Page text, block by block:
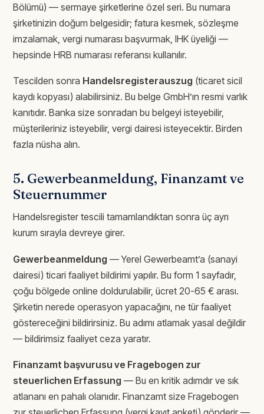
Bölümü) — sermaye şirketlerine özel seri. Bu numara
şirketinizin doğum belgesidir; fatura kesmek, sözleşme
imzalamak, vergi numarası başvurmak, IHK üyeliği —
hepsinde HRB numarası referansı kullanılır.
Tescilden sonra Handelsregisterauszug (ticaret sicil
kaydı kopyası) alabilirsiniz. Bu belge GmbH’ın resmi varlık
kanıtıdır. Banka size sonradan bu belgeyi isteyebilir,
müşterileriniz isteyebilir, vergi dairesi isteyecektir. Birden
fazla nüsha alın.
5. Gewerbeanmeldung, Finanzamt ve
Steuernummer
Handelsregister tescili tamamlandıktan sonra üç ayrı
kurum sırayla devreye girer.
Gewerbeanmeldung — Yerel Gewerbeamt’a (sanayi
dairesi) ticari faaliyet bildirimi yapılır. Bu form 1 sayfadır,
çoğu bölgede online doldurulabilir, ücret 20-65 € arası.
Şirketin nerede operasyon yapacağını, ne tür faaliyet
göstereceğini bildirirsiniz. Bu adımı atlamak yasal değildir
— bildirimsiz faaliyet ceza yaratır.
Finanzamt başvurusu ve Fragebogen zur
steuerlichen Erfassung — Bu en kritik adımdır ve sık
atlananı en pahalı olanıdır. Finanzamt size Fragebogen